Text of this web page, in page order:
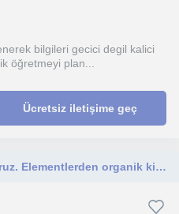
bilgileri gecici degil kalici
öğretmeyi plan...
Ücretsiz iletişime geç
Kimya ile bağları güçlendiriyoruz. Elementlerden organik kimyaya